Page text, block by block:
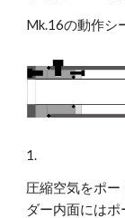
Mk.16の動作シ
1.
圧縮空気をポー
ダー内面にはポ